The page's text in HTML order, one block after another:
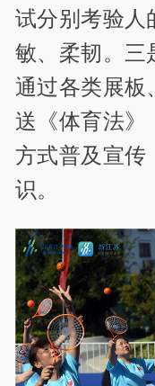
试分别考验人
敏、柔韧。三
通过各类展板
送《体育法》
方式普及宣传
识。